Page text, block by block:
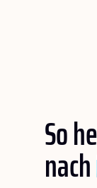
So
nach